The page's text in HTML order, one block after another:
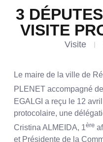
3
VISITE
Visite
Le maire de la ville de
PLENET accompagné
EGALGI a reçu le 12
protocolaire, une
Cristina ALMEIDA, 1ère
et Présidente de la